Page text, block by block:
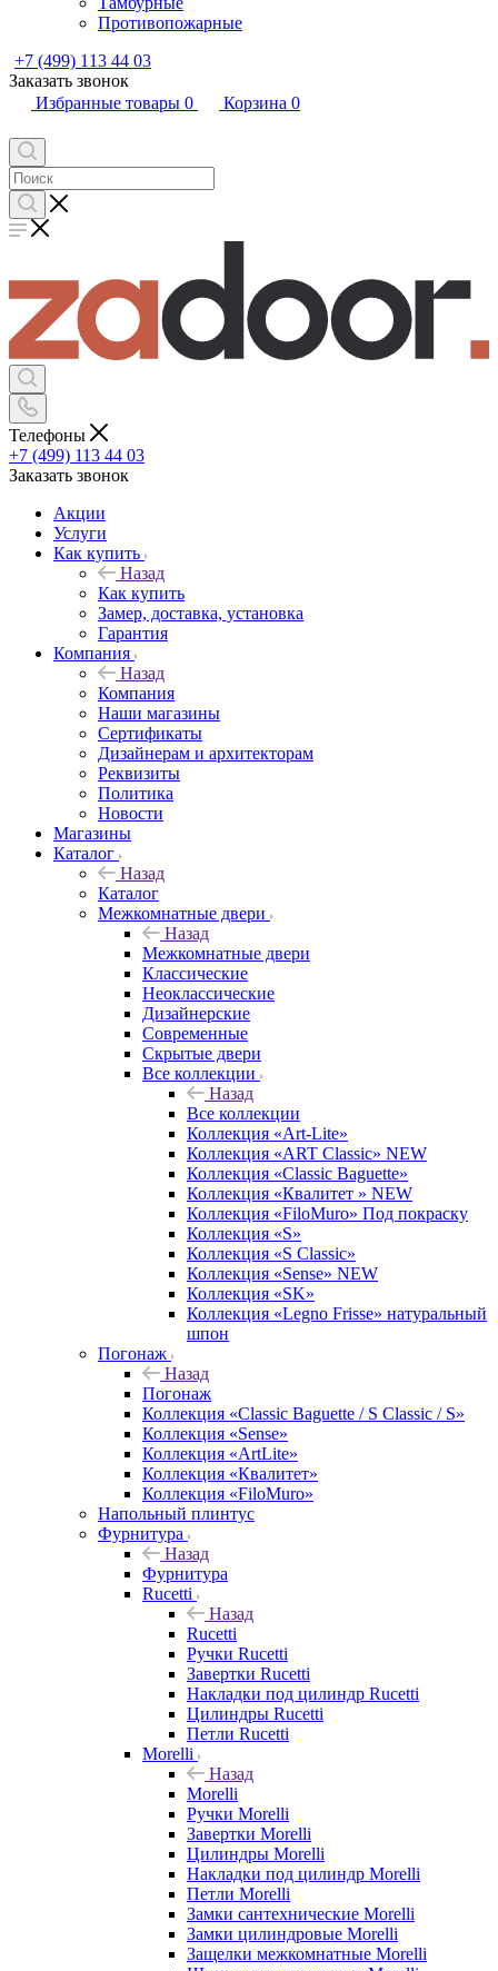
Противопожарные
+7 (499) 113 44 03
Заказать звонок
Избранные товары 0 Корзина 0
Телефоны
+7 (499) 113 44 03
Заказать звонок
Акции
Услуги
Как купить
Назад
Как купить
Замер, доставка, установка
Гарантия
Компания
Назад
Компания
Наши магазины
Сертификаты
Дизайнерам и архитекторам
Реквизиты
Политика
Новости
Магазины
Каталог
Назад
Каталог
Межкомнатные двери
Назад
Межкомнатные двери
Классические
Неоклассические
Дизайнерские
Современные
Скрытые двери
Все коллекции
Назад
Все коллекции
Коллекция «Art-Lite»
Коллекция «ART Classic» NEW
Коллекция «Classic Baguette»
Коллекция «Квалитет » NEW
Коллекция «FiloMuro» Под покраску
Коллекция «S»
Коллекция «S Classic»
Коллекция «Sense» NEW
Коллекция «SK»
Коллекция «Legno Frisse» натуральный
шпон
Погонаж
Назад
Погонаж
Коллекция «Classic Baguette / S Classic / S»
Коллекция «Sense»
Коллекция «ArtLite»
Коллекция «Квалитет»
Коллекция «FiloMuro»
Напольный плинтус
Фурнитура
Назад
Фурнитура
Rucetti
Назад
Rucetti
Ручки Rucetti
Завертки Rucetti
Накладки под цилиндр Rucetti
Цилиндры Rucetti
Петли Rucetti
Morelli
Назад
Morelli
Ручки Morelli
Завертки Morelli
Цилиндры Morelli
Накладки под цилиндр Morelli
Петли Morelli
Замки сантехнические Morelli
Замки цилиндровые Morelli
Защелки межкомнатные Morelli